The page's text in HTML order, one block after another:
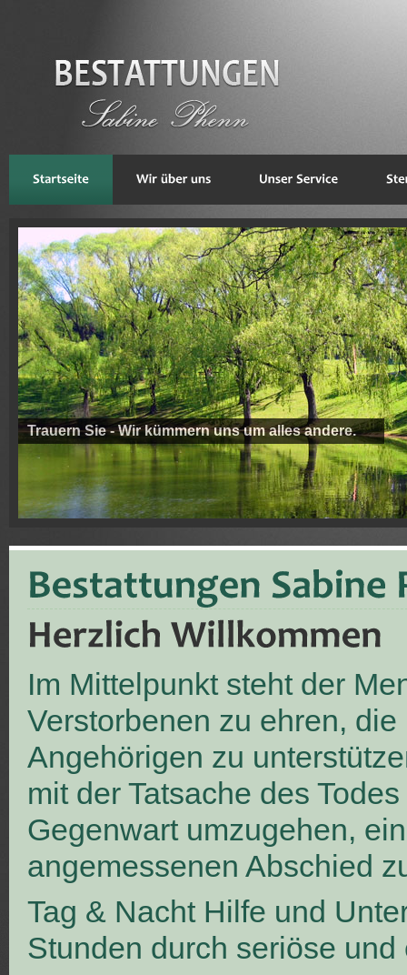
Trauern Sie - Wir kümmern uns um alles andere.
Im Mittelpunkt steht der
Verstorbenen zu ehren, die
Angehörigen zu
mit der Tatsache des
Gegenwart umzugehen,
angemessenen Abschied
Tag & Nacht Hilfe und
Stunden durch seriöse